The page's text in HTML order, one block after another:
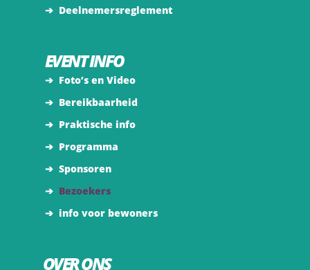
➔ Deelnemersreglement
EVENT INFO
➔ Foto’s en Video
➔ Bereikbaarheid
➔ Praktische info
➔ Programma
➔ Sponsoren
➔ Bezoekers
➔ info voor bewoners
OVER ONS